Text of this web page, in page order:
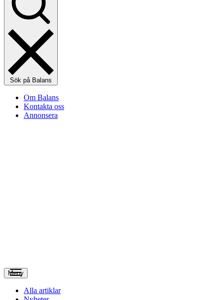
Sök på Balans
Om Balans
Kontakta oss
Annonsera
Meny
Alla artiklar